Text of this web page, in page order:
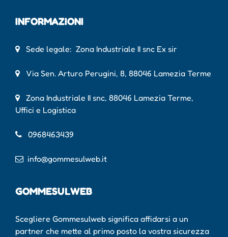
INFORMAZIONI
Sede legale: Zona Industriale II snc Ex sir
Via Sen. Arturo Perugini, 8, 88046 Lamezia Terme
Zona Industriale II snc, 88046 Lamezia Terme,
Uffici e Logistica
0968463439
info@gommesulweb.it
GOMMESULWEB
Scegliere Gommesulweb significa affidarsi a un
partner che mette al primo posto la vostra sicurezza